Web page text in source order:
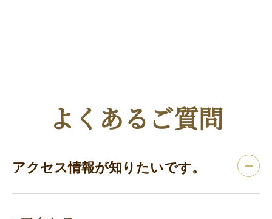
よくあるご質問
アクセス情報が知りたいです。